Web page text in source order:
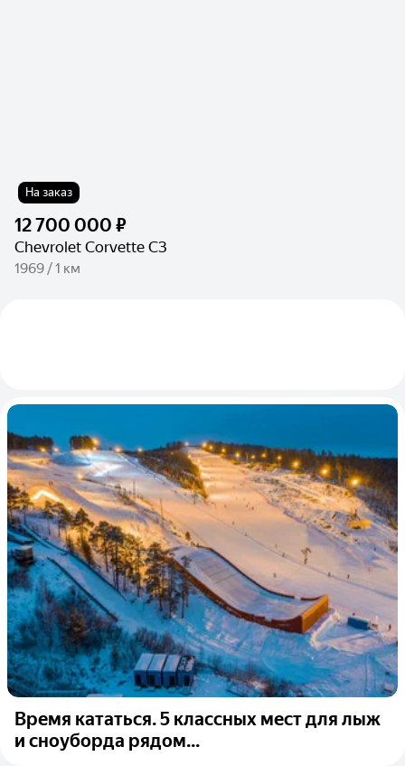
На заказ
12 700 000 ₽
Chevrolet Corvette C3
1969 / 1 км
Время кататься. 5 классных мест для лыж
и сноуборда рядом...